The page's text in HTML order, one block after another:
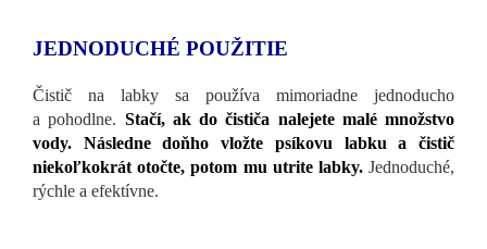
JEDNODUCHÉ POUŽITIE
Čistič na labky sa používa mimoriadne jednoducho
a pohodlne. Stačí, ak do čističa nalejete malé množstvo
vody. Následne doňho vložte psíkovu labku a čistič
niekoľkokrát otočte, potom mu utrite labky.Jednoduché,
rýchle a efektívne.